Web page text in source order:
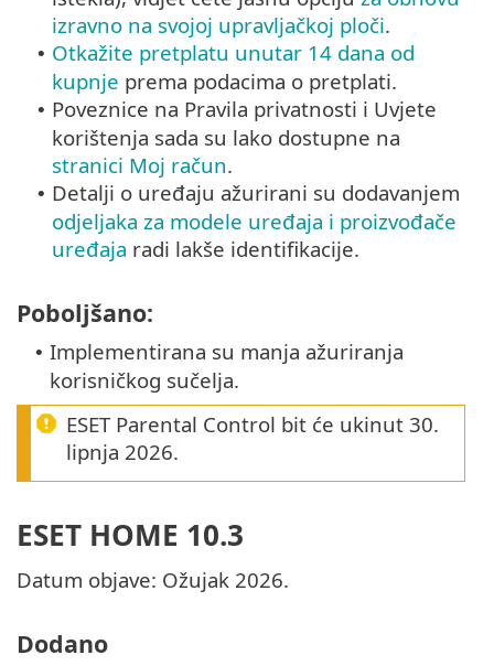
izravno na svojoj upravljačkoj ploči.
• Otkažite pretplatu unutar 14 dana od
kupnje prema podacima o pretplati.
• Poveznice na Pravila privatnosti i Uvjete
korištenja sada su lako dostupne na
stranici Moj račun.
• Detalji o uređaju ažurirani su dodavanjem
odjeljaka za modele uređaja i proizvođače
uređaja radi lakše identifikacije.
Poboljšano:
• Implementirana su manja ažuriranja
korisničkog sučelja.
ESET Parental Control bit će ukinut 30.
lipnja 2026.
ESET HOME 10.3
Datum objave: Ožujak 2026.
Dodano